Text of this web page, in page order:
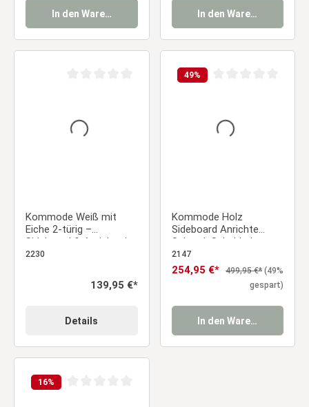
In den Warenkorb In den Warenkorb
Kommode Weiß mit
Eiche 2-türig –
Sideboard & Anrichte im
Landhausstil
2230
Regulärer Preis:
139,95 €*
Details
49%
Kommode Holz
Sideboard Anrichte
Schrank Schubladen
Beistellschrank Eiche
Schwarz Industrial Look
2147
Verkaufspreis:
254,95 €* Regulärer Preis:
499,95 €* (49%
gespart)
In den Warenkorb
16%